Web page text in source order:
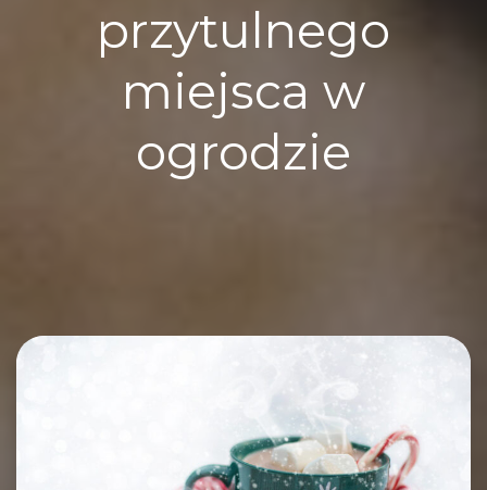
przytulnego
miejsca w
ogrodzie